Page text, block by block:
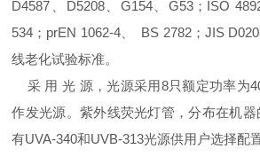
D4587、D5208、G154、G53；ISO
534；prEN 1062-4、 BS 2782；JIS
线老化试验标准。
采 用 光 源，光源采用8只额定功率为
作发光源。紫外线荧光灯管，分布在机器
有UVA-340和UVB-313光源供用户选择配